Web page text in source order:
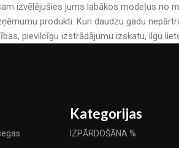
izvēlējušies jums labākos modeļus no
produkti. Kuri daudzu gadu
pievilcīgu izstrādājumu izskatu, ilgu
Kategorijas
IZPĀRDOŠĀNA %